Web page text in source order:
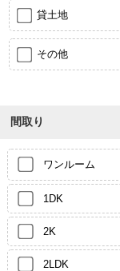
貸土地
その他
間取り
ワンルーム
1DK
2K
2LDK